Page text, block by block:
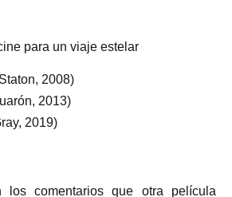
para un viaje estelar
2008)
2013)
2019)
los comentarios que otra película